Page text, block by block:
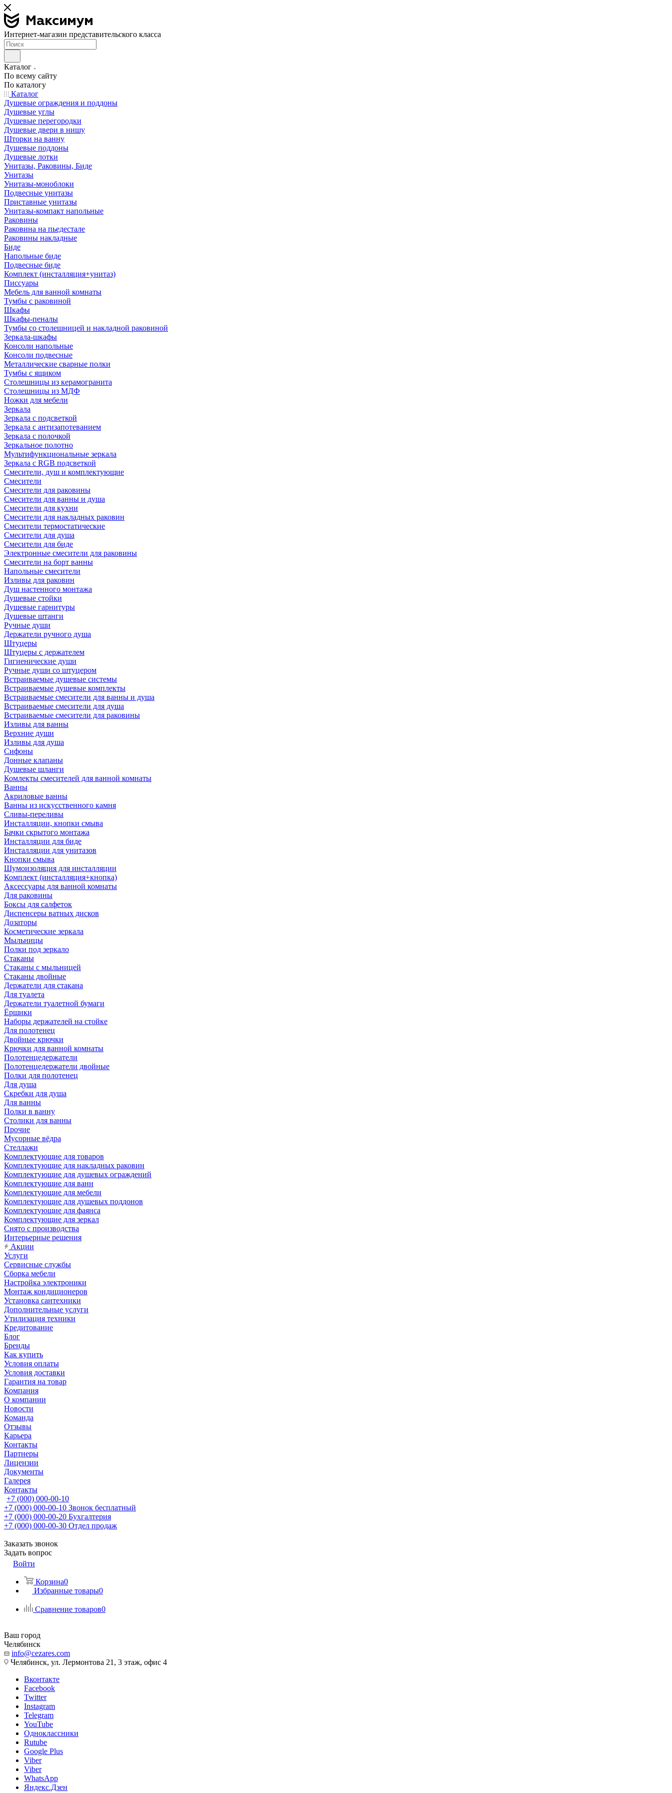
Интернет-магазин представительского класса
Каталог
По всему сайту
По каталогу
Каталог
Душевые ограждения и поддоны
Душевые углы
Душевые перегородки
Душевые двери в нишу
Шторки на ванну
Душевые поддоны
Душевые лотки
Унитазы, Раковины, Биде
Унитазы
Унитазы-моноблоки
Подвесные унитазы
Приставные унитазы
Унитазы-компакт напольные
Раковины
Раковина на пьедестале
Раковины накладные
Биде
Напольные биде
Подвесные биде
Комплект (инсталляция+унитаз)
Писсуары
Мебель для ванной комнаты
Тумбы с раковиной
Шкафы
Шкафы-пеналы
Тумбы со столешницей и накладной раковиной
Зеркала-шкафы
Консоли напольные
Консоли подвесные
Металлические сварные полки
Тумбы с ящиком
Столешницы из керамогранита
Столешницы из МДФ
Ножки для мебели
Зеркала
Зеркала с подсветкой
Зеркала с антизапотеванием
Зеркала с полочкой
Зеркальное полотно
Мультифункциональные зеркала
Зеркала c RGB подсветкой
Смесители, душ и комплектующие
Смесители
Смесители для раковины
Смесители для ванны и душа
Смесители для кухни
Смесители для накладных раковин
Смесители термостатические
Смесители для душа
Смесители для биде
Электронные смесители для раковины
Смесители на борт ванны
Напольные смесители
Изливы для раковин
Душ настенного монтажа
Душевые стойки
Душевые гарнитуры
Душевые штанги
Ручные души
Держатели ручного душа
Штуцеры
Штуцеры с держателем
Гигиенические души
Ручные души со штуцером
Встраиваемые душевые системы
Встраиваемые душевые комплекты
Встраиваемые смесители для ванны и душа
Встраиваемые смесители для душа
Встраиваемые смесители для раковины
Изливы для ванны
Верхние души
Изливы для душа
Сифоны
Донные клапаны
Душевые шланги
Комлекты смесителей для ванной комнаты
Ванны
Акриловые ванны
Ванны из искусственного камня
Сливы-переливы
Инсталляции, кнопки смыва
Бачки скрытого монтажа
Инсталляции для биде
Инсталляции для унитазов
Кнопки смыва
Шумоизоляция для инсталляции
Комплект (инсталляция+кнопка)
Аксессуары для ванной комнаты
Для раковины
Боксы для салфеток
Диспенсеры ватных дисков
Дозаторы
Косметические зеркала
Мыльницы
Полки под зеркало
Стаканы
Стаканы с мыльницей
Стаканы двойные
Держатели для стакана
Для туалета
Держатели туалетной бумаги
Ёршики
Наборы держателей на стойке
Для полотенец
Двойные крючки
Крючки для ванной комнаты
Полотенцедержатели
Полотенцедержатели двойные
Полки для полотенец
Для душа
Скребки для душа
Для ванны
Полки в ванну
Столики для ванны
Прочие
Мусорные вёдра
Стеллажи
Комплектующие для товаров
Комплектующие для накладных раковин
Комплектующие для душевых ограждений
Комплектующие для ванн
Комплектующие для мебели
Комплектующие для душевых поддонов
Комплектующие для фаянса
Комплектующие для зеркал
Снято с производства
Интерьерные решения
Акции
Услуги
Сервисные службы
Сборка мебели
Настройка электроники
Монтаж кондиционеров
Установка сантехники
Дополнительные услуги
Утилизация техники
Кредитование
Блог
Бренды
Как купить
Условия оплаты
Условия доставки
Гарантия на товар
Компания
О компании
Новости
Команда
Отзывы
Карьера
Контакты
Партнеры
Лицензии
Документы
Галерея
Контакты
+7 (000) 000-00-10
+7 (000) 000-00-10 Звонок бесплатный
+7 (000) 000-00-20 Бухгалтерия
+7 (000) 000-00-30 Отдел продаж
Заказать звонок
Задать вопрос
Войти
Корзина0
Избранные товары0
Сравнение товаров0
Ваш город
Челябинск
info@cezares.com
Челябинск, ул. Лермонтова 21, 3 этаж, офис 4
Вконтакте
Facebook
Twitter
Instagram
Telegram
YouTube
Одноклассники
Rutube
Google Plus
Viber
Viber
WhatsApp
Яндекс.Дзен